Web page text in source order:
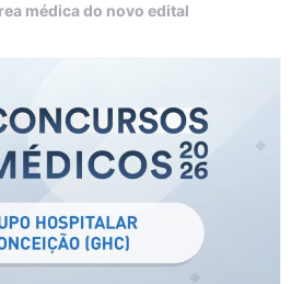
médica do novo edital